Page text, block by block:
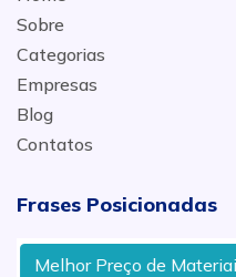
Sobre
Categorias
Empresas
Blog
Contatos
Frases Posicionadas
Melhor Preço de